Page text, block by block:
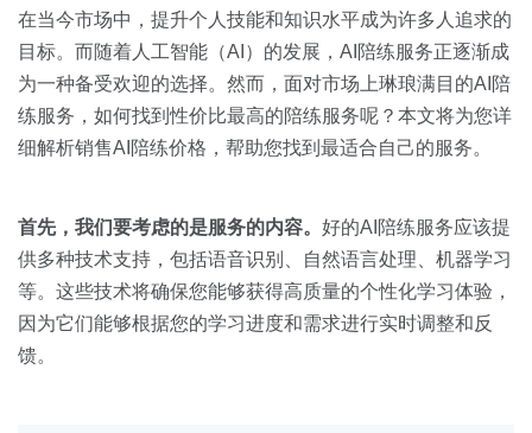
房地产
金融
按角色
销售人员
销售管理
资源中心
全部
白皮书
关于我们
预约演示
在当今市场中，提升个人技能和知识水平成为许多人追求的
目标。而随着人工智能（AI）的发展，AI陪练服务正逐渐成
为一种备受欢迎的选择。然而，面对市场上琳琅满目的AI陪
练服务，如何找到性价比最高的陪练服务呢？本文将为您详
细解析销售AI陪练价格，帮助您找到最适合自己的服务。
首先，我们要考虑的是服务的内容。 好的AI陪练服务应该提
供多种技术支持，包括语音识别、自然语言处理、机器学习
等。这些技术将确保您能够获得高质量的个性化学习体验，
因为它们能够根据您的学习进度和需求进行实时调整和反
馈。